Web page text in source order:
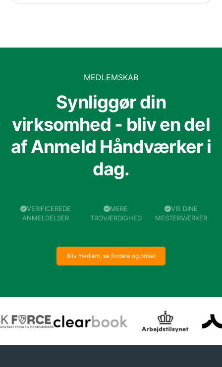
MEDLEMSKAB
Synliggør din
virksomhed - bliv en del
af Anmeld Håndværker i
dag.
VERIFICEREDE
ANMELDELSER
MERE
TROVÆRDIGHED
VIS DINE
MESTERVÆRKER
Bliv medlem, se fordele og priser